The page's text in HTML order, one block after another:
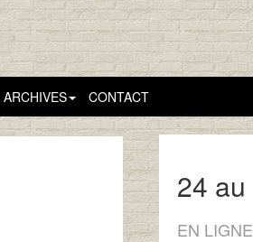
ARCHIVES CONTACT
24
EN LIGNE